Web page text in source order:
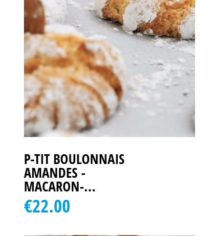
P-TIT BOULONNAIS
AMANDES -
MACARON-...
€22.00